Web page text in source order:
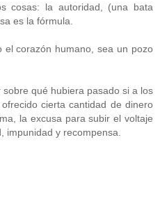
cosas: la autoridad, (una bata
es la fórmula.
el corazón humano, sea un pozo
qué hubiera pasado si a los
cierta cantidad de dinero
la excusa para subir el voltaje
impunidad y recompensa.